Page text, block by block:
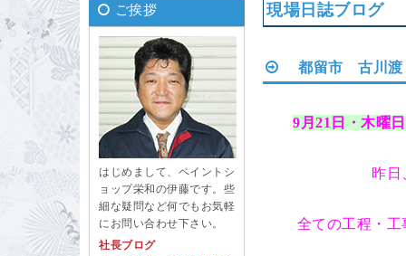
ご挨拶
はじめまして、ペイントシ
ョップ栄和の伊藤です。些
細な疑問など何でもお気軽
にお問い合わせ下さい。
社長ブログ
現場日誌ブログ
都留市 古川渡
9月21日・木曜
昨日
全ての工程・